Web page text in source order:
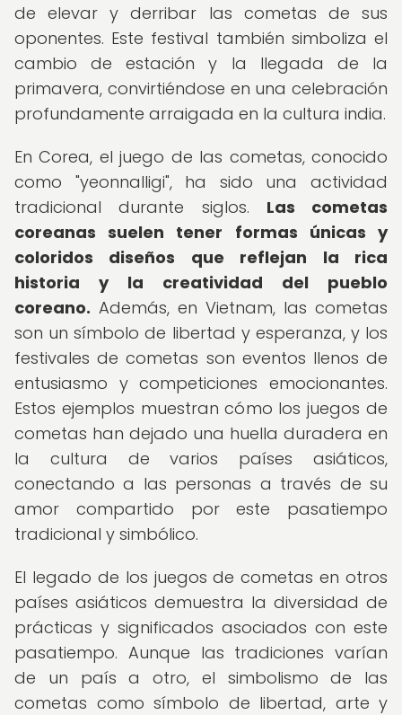
de elevar y derribar las cometas de sus
oponentes. Este festival también simboliza el
cambio de estación y la llegada de la
primavera, convirtiéndose en una celebración
profundamente arraigada en la cultura india.
En Corea, el juego de las cometas, conocido
como "yeonnalligi", ha sido una actividad
tradicional durante siglos. Las cometas
coreanas suelen tener formas únicas y
coloridos diseños que reflejan la rica
historia y la creatividad del pueblo
coreano. Además, en Vietnam, las cometas
son un símbolo de libertad y esperanza, y los
festivales de cometas son eventos llenos de
entusiasmo y competiciones emocionantes.
Estos ejemplos muestran cómo los juegos de
cometas han dejado una huella duradera en
la cultura de varios países asiáticos,
conectando a las personas a través de su
amor compartido por este pasatiempo
tradicional y simbólico.
El legado de los juegos de cometas en otros
países asiáticos demuestra la diversidad de
prácticas y significados asociados con este
pasatiempo. Aunque las tradiciones varían
de un país a otro, el simbolismo de las
cometas como símbolo de libertad, arte y